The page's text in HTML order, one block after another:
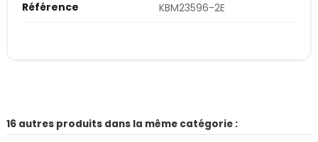
Référence KBM23596-2E
16 autres produits dans la même catégorie :